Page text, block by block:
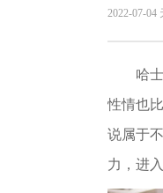
2022-07-04
哈士奇
性情也
说属于
力，进